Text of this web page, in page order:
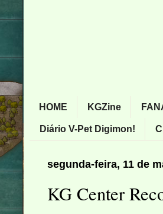
HOME KGZine
Diário V-Pet Digimon!
segunda-feira, 11 de
KG Center